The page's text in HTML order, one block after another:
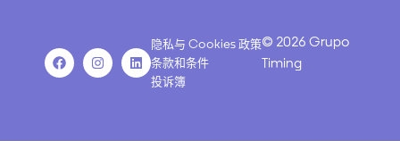
FacebookInstagramLinkedin
隐私与 Cookies 政策
条款和条件
投诉簿
© 2026 Grupo
Timing